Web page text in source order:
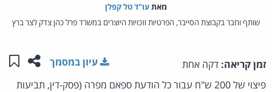
מאת‏עו"ד טל קפלן
שותף וחבר בקבוצת הסייבר, הפרטיות וזכויות היוצרים במשרד פרל כהן צדק לצר ברץ
זמן קריאה: דקה אחת שתפו
עיון במסמך
פיצוי של 200 ש"ח עבור כל הודעת ספאם מפרה (פסק-דין, תביעות